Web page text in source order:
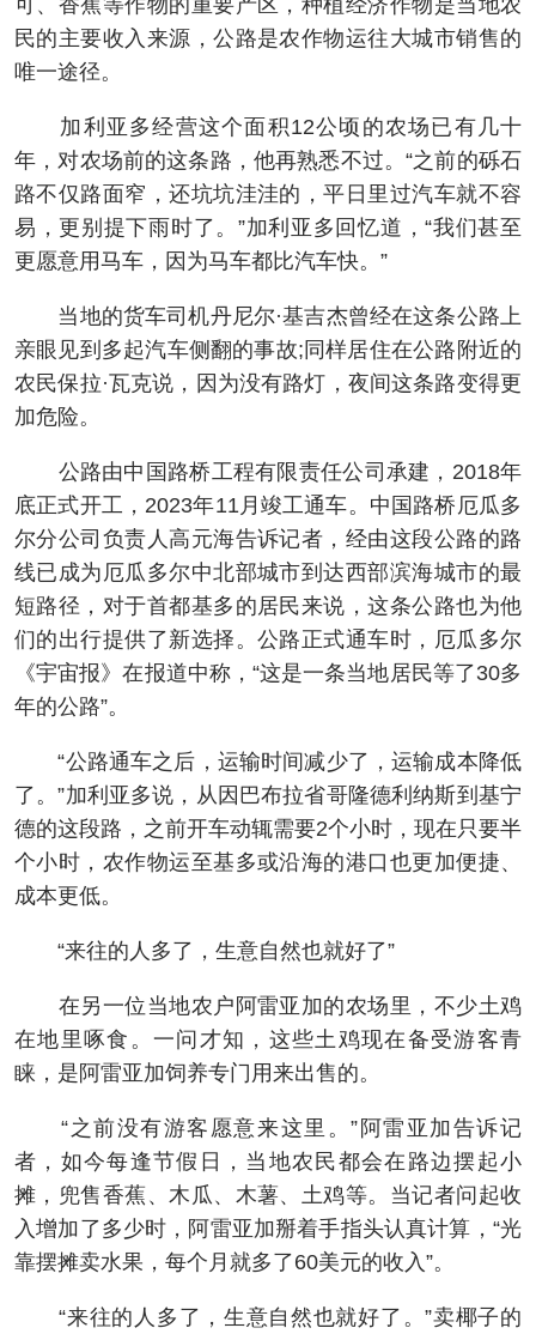
可、香蕉等作物的重要产区，种植经济作物是当地农
民的主要收入来源，公路是农作物运往大城市销售的
唯一途径。
加利亚多经营这个面积12公顷的农场已有几十
年，对农场前的这条路，他再熟悉不过。“之前的砾石
路不仅路面窄，还坑坑洼洼的，平日里过汽车就不容
易，更别提下雨时了。”加利亚多回忆道，“我们甚至
更愿意用马车，因为马车都比汽车快。”
当地的货车司机丹尼尔·基吉杰曾经在这条公路上
亲眼见到多起汽车侧翻的事故;同样居住在公路附近的
农民保拉·瓦克说，因为没有路灯，夜间这条路变得更
加危险。
公路由中国路桥工程有限责任公司承建，2018年
底正式开工，2023年11月竣工通车。中国路桥厄瓜多
尔分公司负责人高元海告诉记者，经由这段公路的路
线已成为厄瓜多尔中北部城市到达西部滨海城市的最
短路径，对于首都基多的居民来说，这条公路也为他
们的出行提供了新选择。公路正式通车时，厄瓜多尔
《宇宙报》在报道中称，“这是一条当地居民等了30多
年的公路”。
“公路通车之后，运输时间减少了，运输成本降低
了。”加利亚多说，从因巴布拉省哥隆德利纳斯到基宁
德的这段路，之前开车动辄需要2个小时，现在只要半
个小时，农作物运至基多或沿海的港口也更加便捷、
成本更低。
“来往的人多了，生意自然也就好了”
在另一位当地农户阿雷亚加的农场里，不少土鸡
在地里啄食。一问才知，这些土鸡现在备受游客青
睐，是阿雷亚加饲养专门用来出售的。
“之前没有游客愿意来这里。”阿雷亚加告诉记
者，如今每逢节假日，当地农民都会在路边摆起小
摊，兜售香蕉、木瓜、木薯、土鸡等。当记者问起收
入增加了多少时，阿雷亚加掰着手指头认真计算，“光
靠摆摊卖水果，每个月就多了60美元的收入”。
“来往的人多了，生意自然也就好了。”卖椰子的